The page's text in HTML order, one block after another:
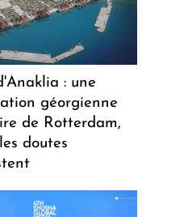
: une
géorgienne
de Rotterdam,
doutes